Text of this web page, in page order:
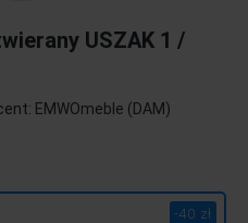
USZAK 1 /
EMWOmeble (DAM)
-40 zł